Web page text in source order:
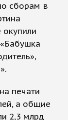
сборам в
печати
а общие
2,3 млрд